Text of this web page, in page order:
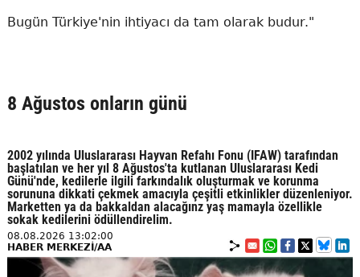
Bugün Türkiye'nin ihtiyacı da tam olarak budur."
8 Ağustos onların günü
2002 yılında Uluslararası Hayvan Refahı Fonu (IFAW) tarafından
başlatılan ve her yıl 8 Ağustos'ta kutlanan Uluslararası Kedi
Günü'nde, kedilerle ilgili farkındalık oluşturmak ve korunma
sorununa dikkati çekmek amacıyla çeşitli etkinlikler düzenleniyor.
Marketten ya da bakkaldan alacağınz yaş mamayla özellikle
sokak kedilerini ödüllendirelim.
08.08.2026 13:02:00
HABER MERKEZİ/AA